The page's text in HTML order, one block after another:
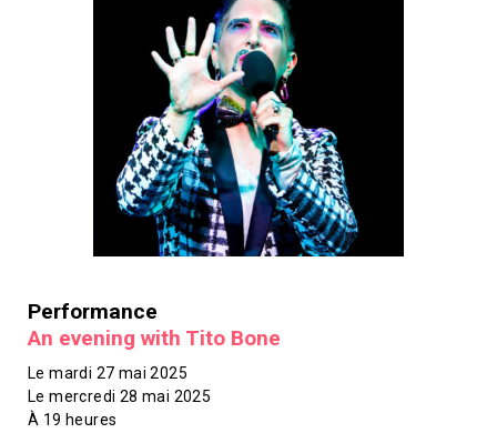
Performance
An evening with Tito Bone
Le mardi 27 mai 2025
Le mercredi 28 mai 2025
À 19 heures